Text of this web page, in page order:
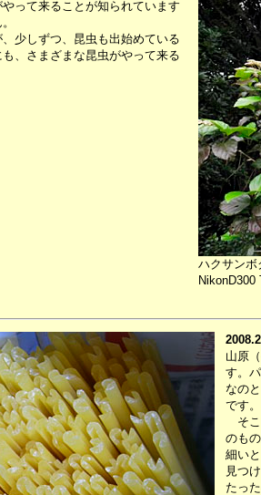
って来ることが知られています
少しずつ、昆虫も出始めている
、さまざまな昆虫がやって来る
ハクサンボ
NikonD300
山原
す。
なの
です
そこ
のも
細い
見つ
たった